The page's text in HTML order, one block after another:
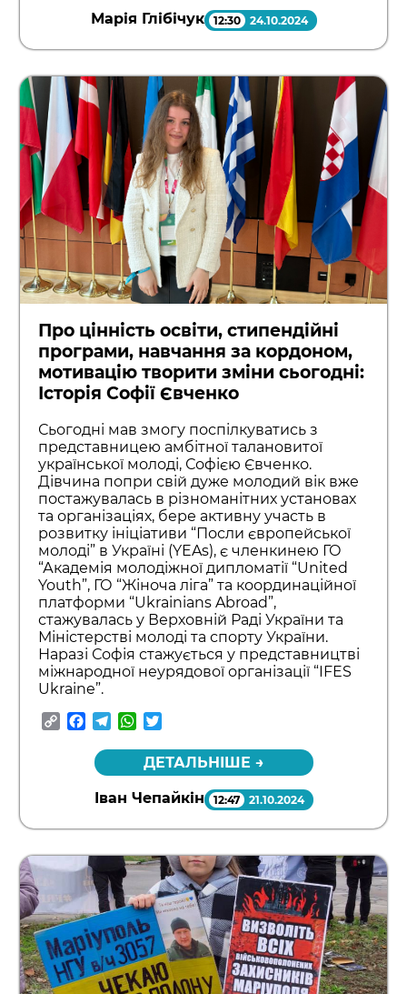
Марія Глібічук 12:30 24.10.2024
Про цінність освіти, стипендійні
програми, навчання за кордоном,
мотивацію творити зміни сьогодні:
Історія Софії Євченко
Сьогодні мав змогу поспілкуватись з
представницею амбітної талановитої
української молоді, Софією Євченко.
Дівчина попри свій дуже молодий вік вже
постажувалась в різноманітних установах
та організаціях, бере активну участь в
розвитку ініціативи “Посли європейської
молоді” в Україні (YEAs), є членкинею ГО
“Академія молодіжної дипломатії “United
Youth”, ГО “Жіноча ліга” та координаційної
платформи “Ukrainians Abroad”,
стажувалась у Верховній Раді України та
Міністерстві молоді та спорту України.
Наразі Софія стажується у представництві
міжнародної неурядової організації “IFES
Ukraine”.
CopyFacebook
TelegramWhatsApp
ДЕТАЛЬНІШЕ →
Іван Чепайкін 12:47 21.10.2024